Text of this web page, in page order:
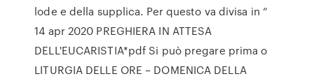
lode e della supplica. Per questo va divisa in “
14 apr 2020 PREGHIERA IN ATTESA
DELL'EUCARISTIA*pdf Si può pregare prima o
LITURGIA DELLE ORE – DOMENICA DELLA